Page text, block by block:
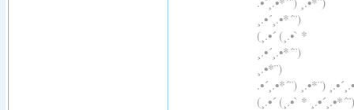
¸.•´¸.•*´¨)
(¸.•´ (¸.•` *
¸.•´¸.•*´¨)
¸.•*¨)
.•´¸.•*´¨) ¸.•*¨)
(¸.•´ (¸.•` *